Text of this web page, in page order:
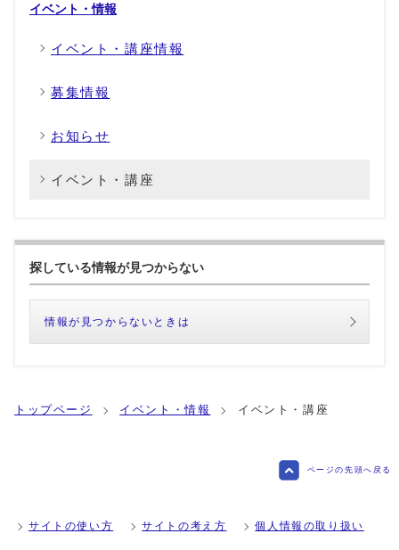
イベント・情報
イベント・講座情報
募集情報
お知らせ
イベント・講座
探している情報が見つからない
情報が見つからないときは
トップページ イベント・情報 イベント・講座
ページの先頭へ戻る
サイトの使い方 サイトの考え方 個人情報の取り扱い